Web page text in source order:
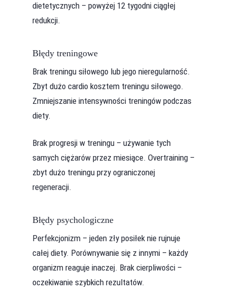
dietetycznych – powyżej 12 tygodni ciągłej
redukcji.
Błędy treningowe
Brak treningu siłowego lub jego nieregularność.
Zbyt dużo cardio kosztem treningu siłowego.
Zmniejszanie intensywności treningów podczas
diety.
Brak progresji w treningu – używanie tych
samych ciężarów przez miesiące. Overtraining –
zbyt dużo treningu przy ograniczonej
regeneracji.
Błędy psychologiczne
Perfekcjonizm – jeden zły posiłek nie rujnuje
całej diety. Porównywanie się z innymi – każdy
organizm reaguje inaczej. Brak cierpliwości –
oczekiwanie szybkich rezultatów.